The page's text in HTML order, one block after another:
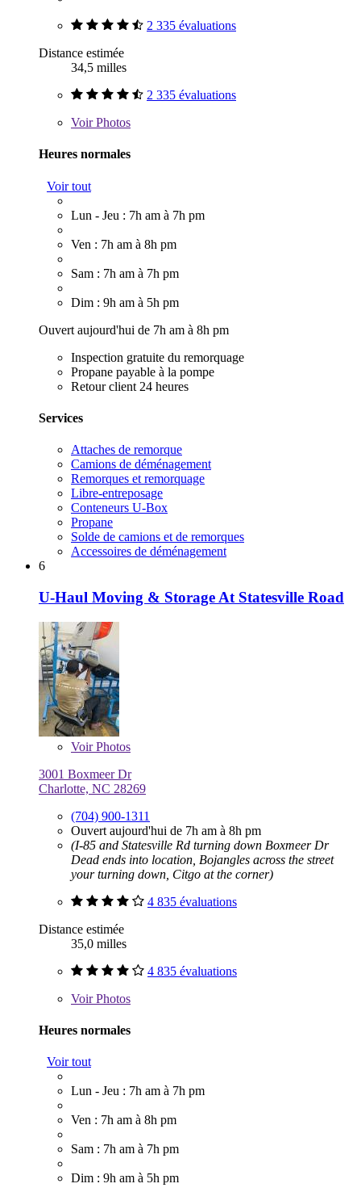
2 335 évaluations
Distance estimée
34,5 milles
2 335 évaluations
VoirPhotos
Heures normales
Voir tout
Lun - Jeu : 7h am à 7h pm
Ven : 7h am à 8h pm
Sam : 7h am à 7h pm
Dim : 9h am à 5h pm
Ouvert aujourd'hui de 7h am à 8h pm
Inspection gratuite du remorquage
Propane payable à la pompe
Retour client 24 heures
Services
Attaches de remorque
Camions de déménagement
Remorques et remorquage
Libre-entreposage
Conteneurs U-Box
Propane
Solde de camions et de remorques
Accessoires de déménagement
6
U-Haul Moving & Storage At Statesville Road
VoirPhotos
3001 Boxmeer Dr
Charlotte, NC 28269
(704) 900-1311
Ouvert aujourd'hui de 7h am à 8h pm
(I-85 and Statesville Rd turning down Boxmeer Dr
Dead ends into location, Bojangles across the street
your turning down, Citgo at the corner)
4 835 évaluations
Distance estimée
35,0 milles
4 835 évaluations
VoirPhotos
Heures normales
Voir tout
Lun - Jeu : 7h am à 7h pm
Ven : 7h am à 8h pm
Sam : 7h am à 7h pm
Dim : 9h am à 5h pm